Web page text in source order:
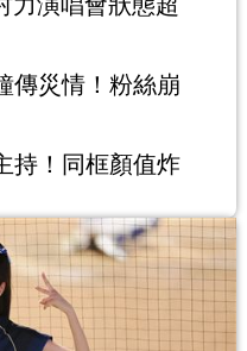
傳災情！粉絲崩
持！同框顏值炸